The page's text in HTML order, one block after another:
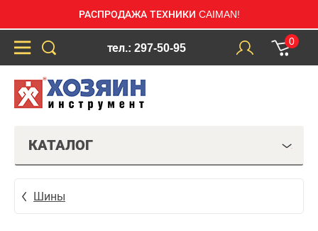
РАСПРОДАЖА ТЕХНИКИ CAIMAN!
тел.: 297-50-95
0
КАТАЛОГ
Шины